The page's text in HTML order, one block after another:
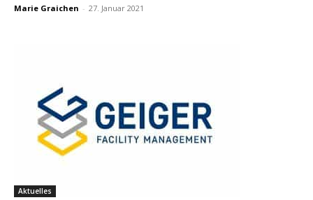
Marie Graichen - 27. Januar 2021
Aktuelles